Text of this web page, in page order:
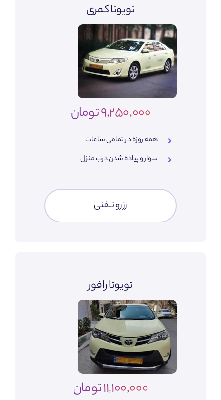
تویوتا کمری
9,250,000 تومان
همه روزه در تمامی ساعات
سوار و پیاده شدن درب منزل
رزرو تلفنی
تویوتا رافور
11,100,000 تومان